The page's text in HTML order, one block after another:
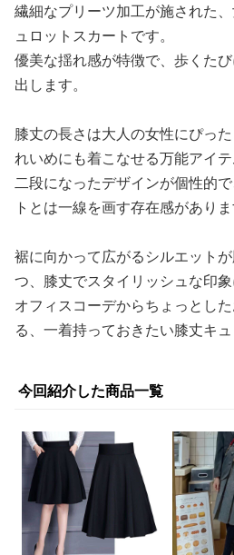
繊細なプリーツ加工が施された
ュロットスカートです。
優美な揺れ感が特徴で、歩くた
出します。
膝丈の長さは大人の女性にぴっ
れいめにも着こなせる万能アイテ
二段になったデザインが個性的
トとは一線を画す存在感がありま
裾に向かって広がるシルエット
つ、膝丈でスタイリッシュな印象
オフィスコーデからちょっとし
る、一着持っておきたい膝丈キュ
今回紹介した商品一覧